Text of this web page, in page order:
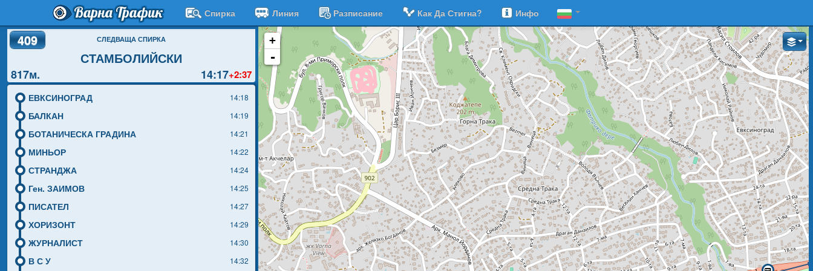
Варна Трафик Спирка Линия Разписание Как Да Стигна? Инфо
409 СЛЕДВАЩА СПИРКА
СТАМБОЛИЙСКИ
14:17+2:37
817м.
ЕВКСИНОГРАД 14:18
БАЛКАН 14:19
БОТАНИЧЕСКА ГРАДИНА 14:21
МИНЬОР 14:22
СТРАНДЖА 14:24
Ген. ЗАИМОВ 14:25
ПИСАТЕЛ 14:27
ХОРИЗОНТ 14:29
ЖУРНАЛИСТ 14:30
В С У 14:32
+
-